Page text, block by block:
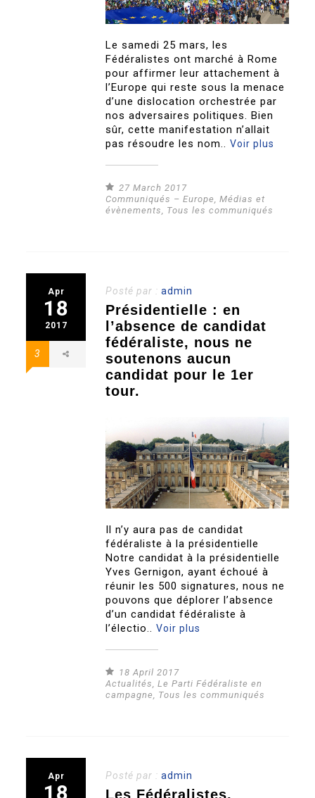
Le samedi 25 mars, les
Fédéralistes ont marché à Rome
pour affirmer leur attachement à
l’Europe qui reste sous la menace
d’une dislocation orchestrée par
nos adversaires politiques. Bien
sûr, cette manifestation n’allait
pas résoudre les nom..Voir plus
27 March 2017
Communiqués – Europe ,Médias et
évènements
Tous les communiqués
Apr
18
2017
3
Posté par :admin
Présidentielle : en
l’absence de candidat
fédéraliste, nous ne
soutenons aucun
candidat pour le 1er
tour.
Il n’y aura pas de candidat
fédéraliste à la présidentielle
Notre candidat à la présidentielle
Yves Gernigon, ayant échoué à
réunir les 500 signatures, nous ne
pouvons que déplorer l’absence
d’un candidat fédéraliste à
l’électio..Voir plus
18 April 2017
Actualités ,Le Parti Fédéraliste en
campagne
Tous les communiqués
Apr
18
Posté par :admin
Les Fédéralistes,